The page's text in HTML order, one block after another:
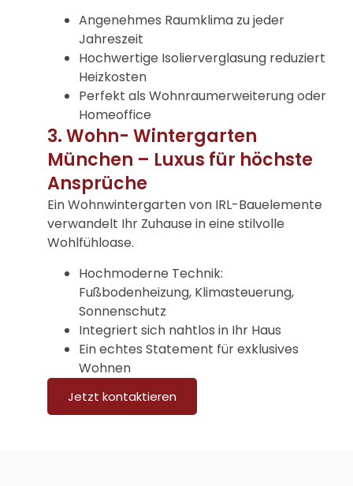
Angenehmes Raumklima zu jeder
Jahreszeit
Hochwertige Isolierverglasung reduziert
Heizkosten
Perfekt als Wohnraumerweiterung oder
Homeoffice
3. Wohn- Wintergarten
München – Luxus für höchste
Ansprüche
Ein Wohnwintergarten von IRL-Bauelemente
verwandelt Ihr Zuhause in eine stilvolle
Wohlfühloase.
Hochmoderne Technik:
Fußbodenheizung, Klimasteuerung,
Sonnenschutz
Integriert sich nahtlos in Ihr Haus
Ein echtes Statement für exklusives
Wohnen
Jetzt kontaktieren